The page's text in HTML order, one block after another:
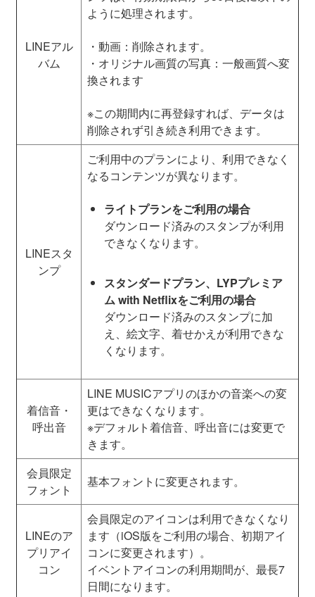
LINEアル
バム
ように処理されます。
・動画：削除されます。
・オリジナル画質の写真：一般画質へ変
換されます
※この期間内に再登録すれば、データは
削除されず引き続き利用できます。
LINEスタ
ンプ
ご利用中のプランにより、利用できなく
なるコンテンツが異なります。
ライトプランをご利用の場合
ダウンロード済みのスタンプが利用
できなくなります。
スタンダードプラン、LYPプレミア
ム with Netflixをご利用の場合
ダウンロード済みのスタンプに加
え、絵文字、着せかえが利用できな
くなります。
着信音・
呼出音
LINE MUSICアプリのほかの音楽への変
更はできなくなります。
※デフォルト着信音、呼出音には変更で
きます。
会員限定
フォント
基本フォントに変更されます。
LINEのア
プリアイ
コン
会員限定のアイコンは利用できなくなり
ます（iOS版をご利用の場合、初期アイ
コンに変更されます）。
イベントアイコンの利用期間が、最長7
日間になります。